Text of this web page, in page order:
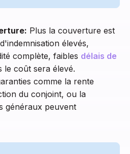
Plus la couverture est
élevés,
complète, faibles délais de
le coût sera élevé.
comme la rente
du conjoint, ou la
généraux peuvent